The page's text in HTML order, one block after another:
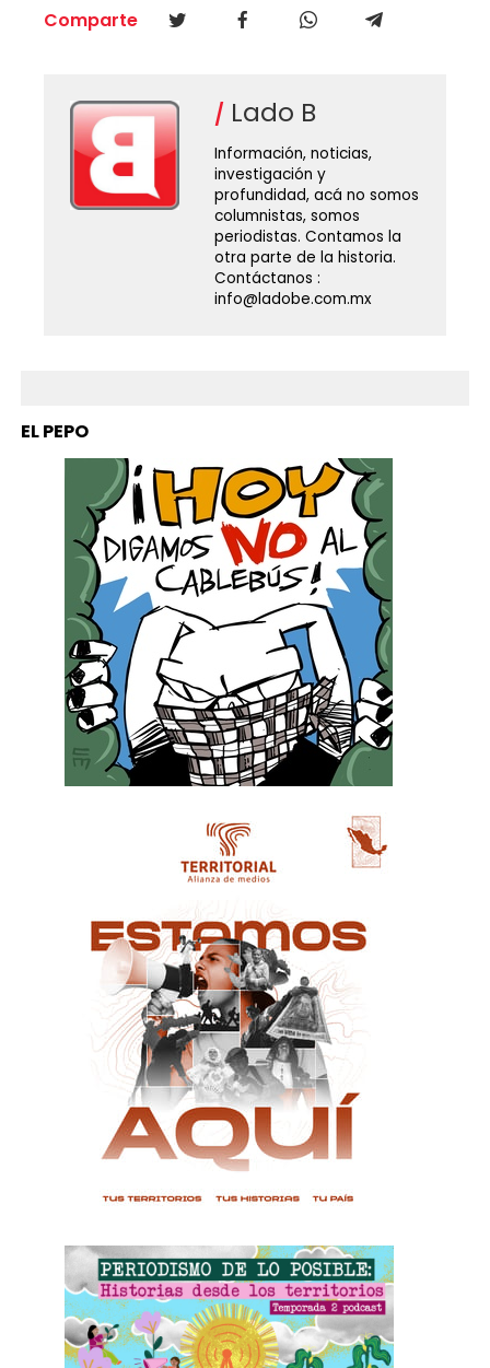
Comparte
Lado B
Información, noticias,
investigación y
profundidad, acá no somos
columnistas, somos
periodistas. Contamos la
otra parte de la historia.
Contáctanos :
info@ladobe.com.mx
EL PEPO